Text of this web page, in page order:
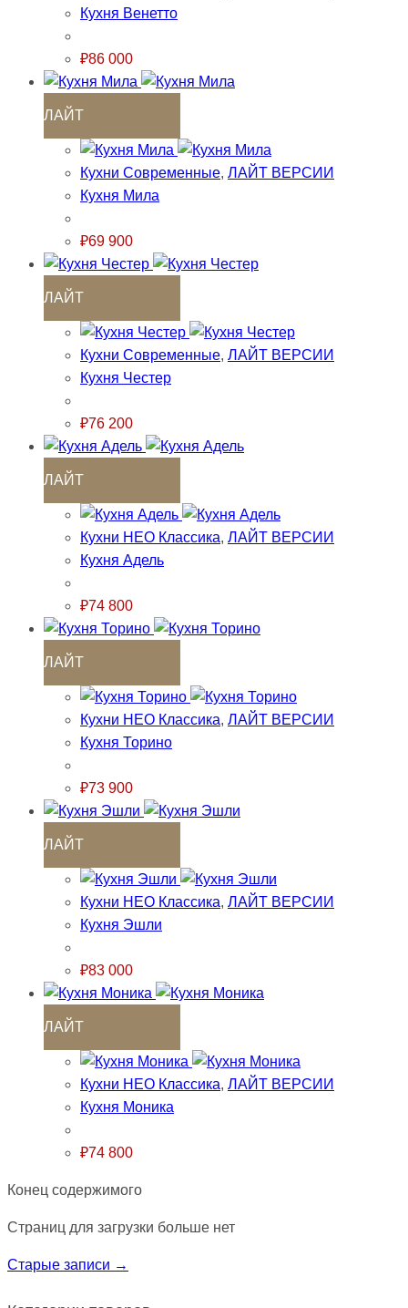
Кухня Венетто
₽86 000
ЛАЙТ
Кухни Современные, ЛАЙТ ВЕРСИИ
Кухня Мила
₽69 900
ЛАЙТ
Кухни Современные, ЛАЙТ ВЕРСИИ
Кухня Честер
₽76 200
ЛАЙТ
Кухни НЕО Классика, ЛАЙТ ВЕРСИИ
Кухня Адель
₽74 800
ЛАЙТ
Кухни НЕО Классика, ЛАЙТ ВЕРСИИ
Кухня Торино
₽73 900
ЛАЙТ
Кухни НЕО Классика, ЛАЙТ ВЕРСИИ
Кухня Эшли
₽83 000
ЛАЙТ
Кухни НЕО Классика, ЛАЙТ ВЕРСИИ
Кухня Моника
₽74 800
Конец содержимого
Страниц для загрузки больше нет
Старые записи →